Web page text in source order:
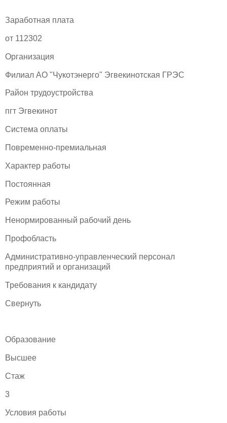
Заработная плата
от 112302
Организация
Филиал АО "Чукотэнерго" Эгвекинотская ГРЭС
Район трудоустройства
пгт Эгвекинот
Система оплаты
Повременно-премиальная
Характер работы
Постоянная
Режим работы
Ненормированный рабочий день
Профобласть
Административно-управленческий персонал
предприятий и организаций
Требования к кандидату
Свернуть
Образование
Высшее
Стаж
3
Условия работы